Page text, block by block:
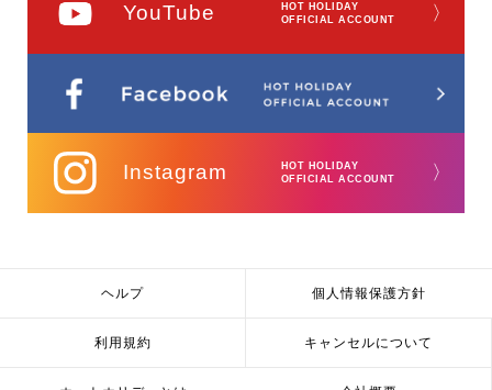
YouTube
HOT HOLIDAY
OFFICIAL ACCOUNT
〉
Instagram
HOT HOLIDAY
OFFICIAL ACCOUNT
〉
ヘルプ 個人情報保護方針
利用規約 キャンセルについて